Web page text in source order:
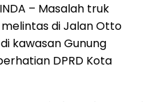
– Masalah truk
di Jalan Otto
kawasan Gunung
DPRD Kota